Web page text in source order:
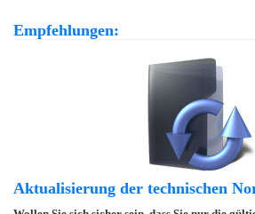
Empfehlungen:
Aktualisierung der technischen